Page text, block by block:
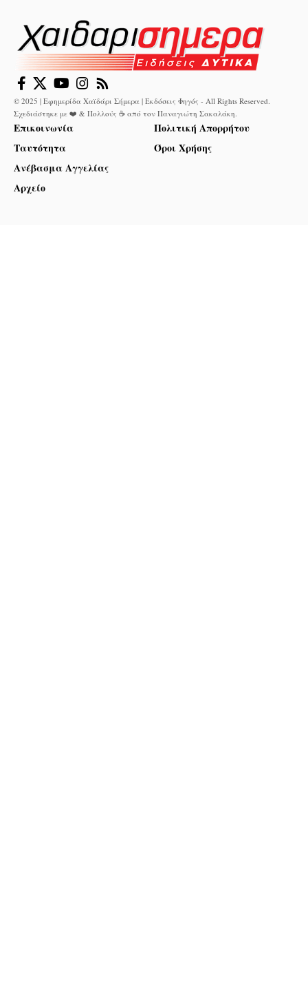
© 2025 | Εφημερίδα Χαϊδάρι Σήμερα | Εκδόσεις Φηγός - All Rights Reserved.
Σχεδιάστηκε με ❤️ & Πολλούς ☕ από τον Παναγιώτη Σακαλάκη
Επικοινωνία
Ταυτότητα
Ανέβασμα Αγγελίας
Αρχείο
Πολιτική Απορρήτου
Όροι Χρήσης